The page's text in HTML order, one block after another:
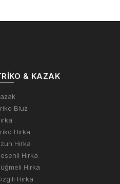
& KAZAK
Bluz
Hırka
Hırka
Hırka
Hırka
Hırka